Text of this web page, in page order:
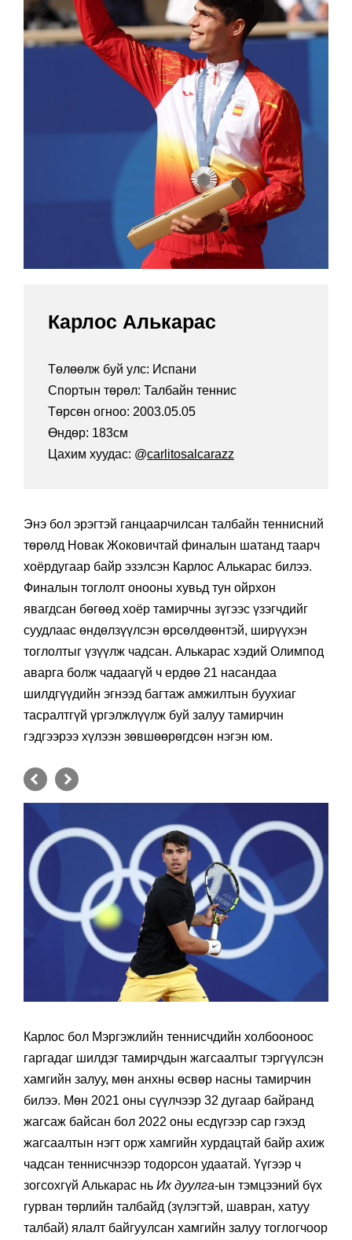
Карлос Алькарас
Төлөөлж буй улс: Испани
Спортын төрөл: Талбайн теннис
Төрсөн огноо: 2003.05.05
Өндөр: 183см
Цахим хуудас: @carlitosalcarazz
Энэ бол эрэгтэй ганцаарчилсан талбайн теннисний
төрөлд Новак Жоковичтай финалын шатанд таарч
хоёрдугаар байр эзэлсэн Карлос Алькарас билээ.
Финалын тоглолт онооны хувьд тун ойрхон
явагдсан бөгөөд хоёр тамирчны зүгээс үзэгчдийг
суудлаас өндөлзүүлсэн өрсөлдөөнтэй, ширүүхэн
тоглолтыг үзүүлж чадсан. Алькарас хэдий Олимпод
аварга болж чадаагүй ч ердөө 21 насандаа
шилдгүүдийн эгнээд багтаж амжилтын буухиаг
тасралтгүй үргэлжлүүлж буй залуу тамирчин
гэдгээрээ хүлээн зөвшөөрөгдсөн нэгэн юм.
Карлос бол Мэргэжлийн теннисчдийн холбооноос
гаргадаг шилдэг тамирчдын жагсаалтыг тэргүүлсэн
хамгийн залуу, мөн анхны өсвөр насны тамирчин
билээ. Мөн 2021 оны сүүлчээр 32 дугаар байранд
жагсаж байсан бол 2022 оны есдүгээр сар гэхэд
жагсаалтын нэгт орж хамгийн хурдацтай байр ахиж
чадсан теннисчнээр тодорсон удаатай. Үүгээр ч
зогсохгүй Алькарас нь Их дуулга-ын тэмцээний бүх
гурван төрлийн талбайд (зүлэгтэй, шавран, хатуу
талбай) ялалт байгуулсан хамгийн залуу тоглогчоор